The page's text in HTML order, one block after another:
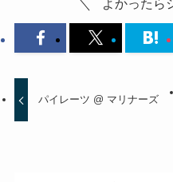
よかったら
パイレーツ @ マリナーズ